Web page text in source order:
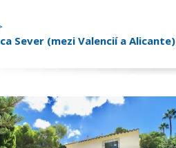
Sever (mezi Valencií a Alicante)